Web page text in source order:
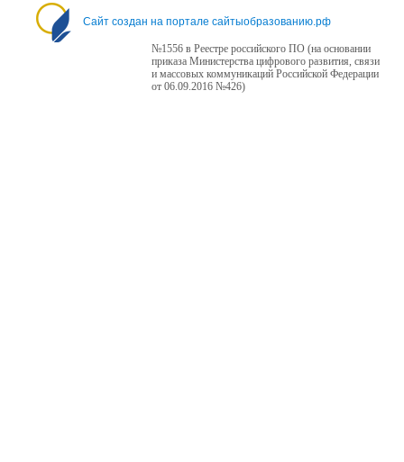
Сайт создан на портале сайтыобразованию.рф
№1556 в Реестре российского ПО (на основании
приказа Министерства цифрового развития, связи
и массовых коммуникаций Российской Федерации
от 06.09.2016 №426)